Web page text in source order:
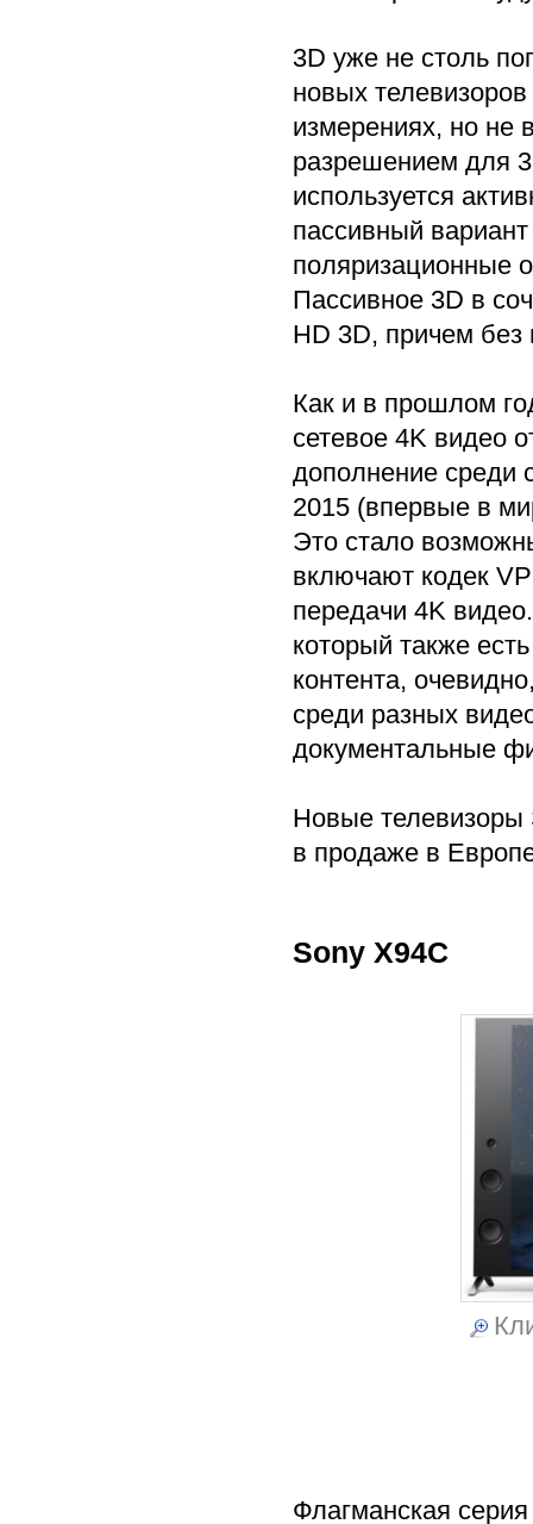
3D уже не столь
новых
измерениях, но не
разрешением для
используется
пассивный
поляризационные
Пассивное 3D в
HD 3D, причем
Как и в прошлом
сетевое 4K видео
дополнение среди
2015 (впервые в
Это стало
включают кодек
передачи 4K
который также
контента,
среди разных
документальные
Новые телевизоры
в продаже в
Sony X94C
Флагманская